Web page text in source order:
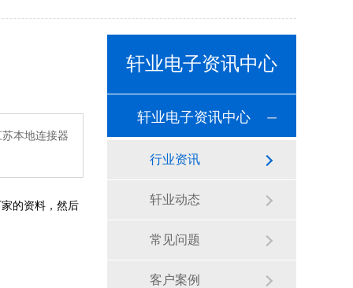
本地连接器
的资料，然后
轩业电子资讯中心
轩业电子资讯中心
行业资讯
轩业动态
常见问题
客户案例